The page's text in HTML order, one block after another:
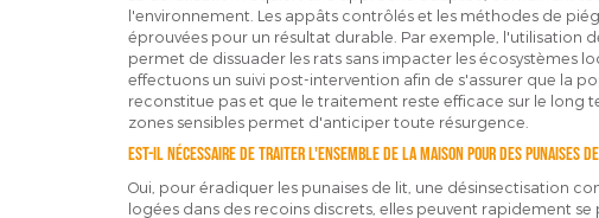
l'environnement. Les appâts contrôlés et les méthodes de
éprouvées pour un résultat durable. Par exemple, l'utilisation
permet de dissuader les rats sans impacter les écosystèmes
effectuons un suivi post-intervention afin de s'assurer que la
reconstitue pas et que le traitement reste efficace sur le long
zones sensibles permet d'anticiper toute résurgence.
Est-il nécessaire de traiter l'ensemble de la maison pour des punaises
Oui, pour éradiquer les punaises de lit, une désinsectisation
logées dans des recoins discrets, elles peuvent rapidement